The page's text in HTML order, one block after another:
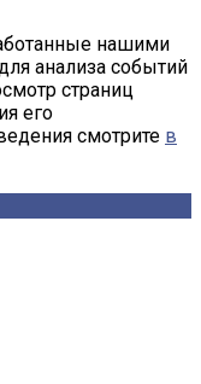
нашими
анализа событий
страниц
его
смотрите в